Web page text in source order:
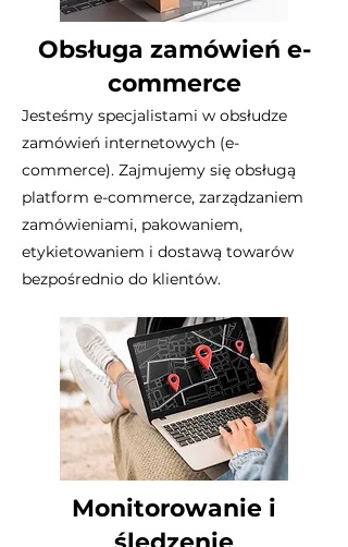
Obsługa zamówień e-
commerce
Jesteśmy specjalistami w obsłudze
zamówień internetowych (e-
commerce). Zajmujemy się obsługą
platform e-commerce, zarządzaniem
zamówieniami, pakowaniem,
etykietowaniem i dostawą towarów
bezpośrednio do klientów.
Monitorowanie i